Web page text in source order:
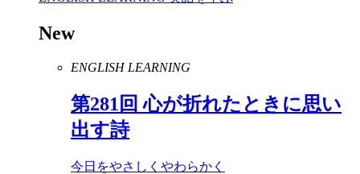
New
ENGLISH LEARNING
第281 回 心が折れたときに思い
出す詩
今日をやさしくやわらかく